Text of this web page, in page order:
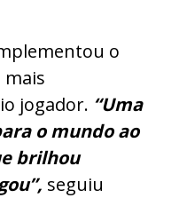
o
jogador. “Uma
o mundo ao
brilhou
seguiu